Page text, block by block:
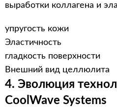
выработки коллагена и
упругость кожи
Эластичность
гладкость поверхности
Внешний вид целлюлита
4. Эволюция
CoolWave Systems